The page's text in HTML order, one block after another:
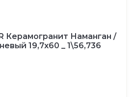
Керамогранит Наманган /
19,7x60 _ 1\56,736